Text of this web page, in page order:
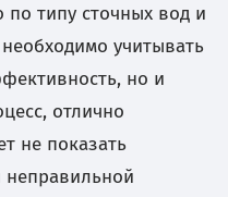
по типу сточных вод и
учитывать
но и
отлично
не показать
неправильной